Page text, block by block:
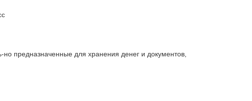
предназначенные для хранения денег и документов,